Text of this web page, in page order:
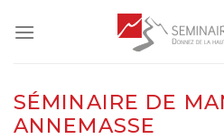
SÉMINAIRE DE
ANNEMASSE